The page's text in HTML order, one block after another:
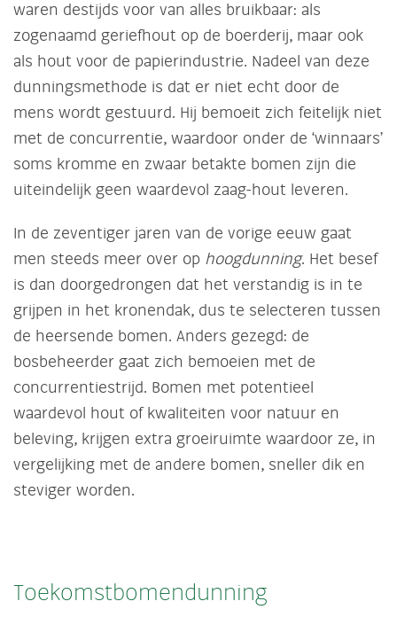
waren destijds voor van alles bruikbaar: als
zogenaamd geriefhout op de boerderij, maar ook
als hout voor de papierindustrie. Nadeel van deze
dunningsmethode is dat er niet echt door de
mens wordt gestuurd. Hij bemoeit zich feitelijk niet
met de concurrentie, waardoor onder de ‘winnaars’
soms kromme en zwaar betakte bomen zijn die
uiteindelijk geen waardevol zaag-hout leveren.
In de zeventiger jaren van de vorige eeuw gaat
men steeds meer over op hoogdunning. Het besef
is dan doorgedrongen dat het verstandig is in te
grijpen in het kronendak, dus te selecteren tussen
de heersende bomen. Anders gezegd: de
bosbeheerder gaat zich bemoeien met de
concurrentiestrijd. Bomen met potentieel
waardevol hout of kwaliteiten voor natuur en
beleving, krijgen extra groeiruimte waardoor ze, in
vergelijking met de andere bomen, sneller dik en
steviger worden.
Toekomstbomendunning